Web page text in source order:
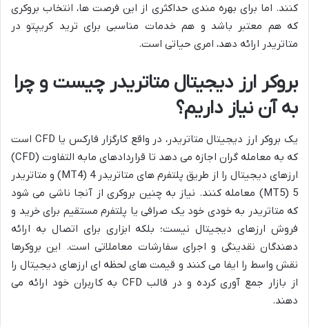
کنند. اما برای بهره مندی حداکثری از این فرصت ها، انتخاب بروکری
که هم معتبر باشد و هم خدمات مناسبی برای ترید کریپتو در
متاتریدر ارائه دهد، امری حیاتی است.
بروکر ارز دیجیتال متاتریدر چیست و چرا
به آن نیاز داریم؟
یک بروکر ارز دیجیتال متاتریدر، در واقع کارگزار فارکس یا CFD است
که به معامله گران اجازه می دهد تا قراردادهای مابه التفاوت (CFD)
ارزهای دیجیتال را از طریق پلتفرم های متاتریدر 4 (MT4) و متاتریدر
5 (MT5) معامله کنند. نیاز به چنین بروکری از آنجا ناشی می شود
که متاتریدر به خودی خود یک صرافی یا پلتفرم مستقیم برای خرید و
فروش ارزهای دیجیتال نیست؛ بلکه ابزاری برای اتصال به ارائه
دهندگان نقدینگی و اجرای سفارشات معاملاتی است. این بروکرها
نقش واسط را ایفا می کنند و قیمت های لحظه ای ارزهای دیجیتال را
از بازار جمع آوری کرده و در قالب CFD به کاربران خود ارائه می
دهند.